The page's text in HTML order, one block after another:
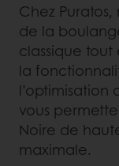
Chez
de la
classique
la
l’optimisation
vous
Noire de
maximale.